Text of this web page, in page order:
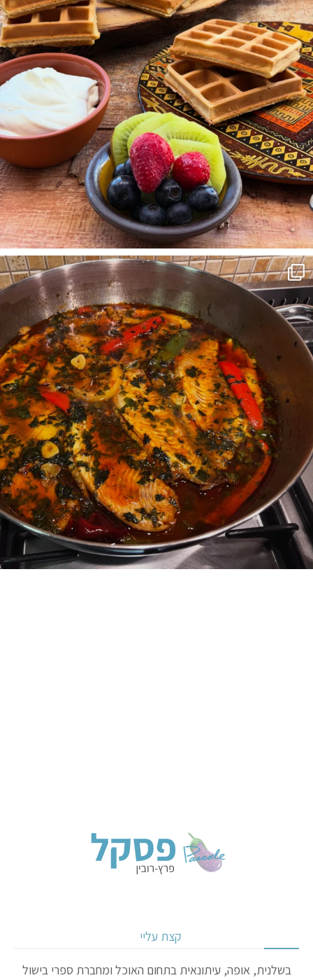
קצת עליי
בשלנית, אופה, עיתונאית בתחום האוכל ומחברת ספרי בישול